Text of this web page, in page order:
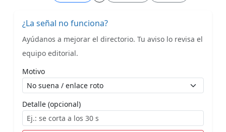
¿La señal no funciona?
Ayúdanos a mejorar el directorio. Tu aviso lo revisa el
equipo editorial.
Motivo
Detalle (opcional)